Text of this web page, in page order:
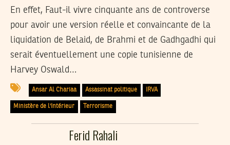
En effet, Faut-il vivre cinquante ans de controverse
pour avoir une version réelle et convaincante de la
liquidation de Belaid, de Brahmi et de Gadhgadhi qui
serait éventuellement une copie tunisienne de
Harvey Oswald…
Ansar Al Chariaa Assassinat politique IRVA
Ministère de l'Intérieur Terrorisme
Ferid Rahali